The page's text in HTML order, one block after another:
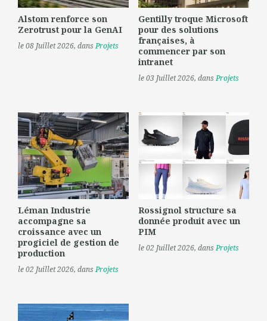
Alstom renforce son
Zerotrust pour la GenAI
le 08 Juillet 2026, dansProjets
Gentilly troque Microsoft
pour des solutions
françaises, à
commencer par son
intranet
le 03 Juillet 2026, dansProjets
Léman Industrie
accompagne sa
croissance avec un
progiciel de gestion de
production
le 02 Juillet 2026, dansProjets
Rossignol structure sa
donnée produit avec un
PIM
le 02 Juillet 2026, dansProjets